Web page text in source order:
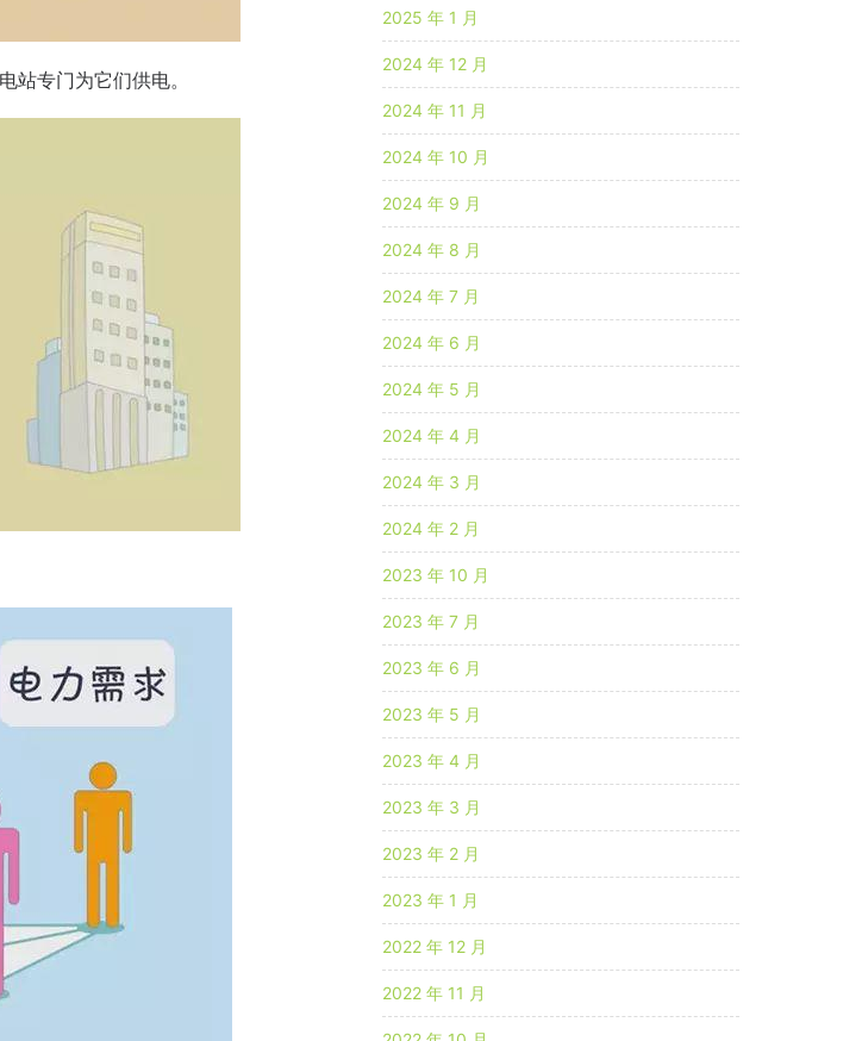
站专门为它们供电。
2025 年 1 月
2024 年 12 月
2024 年 11 月
2024 年 10 月
2024 年 9 月
2024 年 8 月
2024 年 7 月
2024 年 6 月
2024 年 5 月
2024 年 4 月
2024 年 3 月
2024 年 2 月
2023 年 10 月
2023 年 7 月
2023 年 6 月
2023 年 5 月
2023 年 4 月
2023 年 3 月
2023 年 2 月
2023 年 1 月
2022 年 12 月
2022 年 11 月